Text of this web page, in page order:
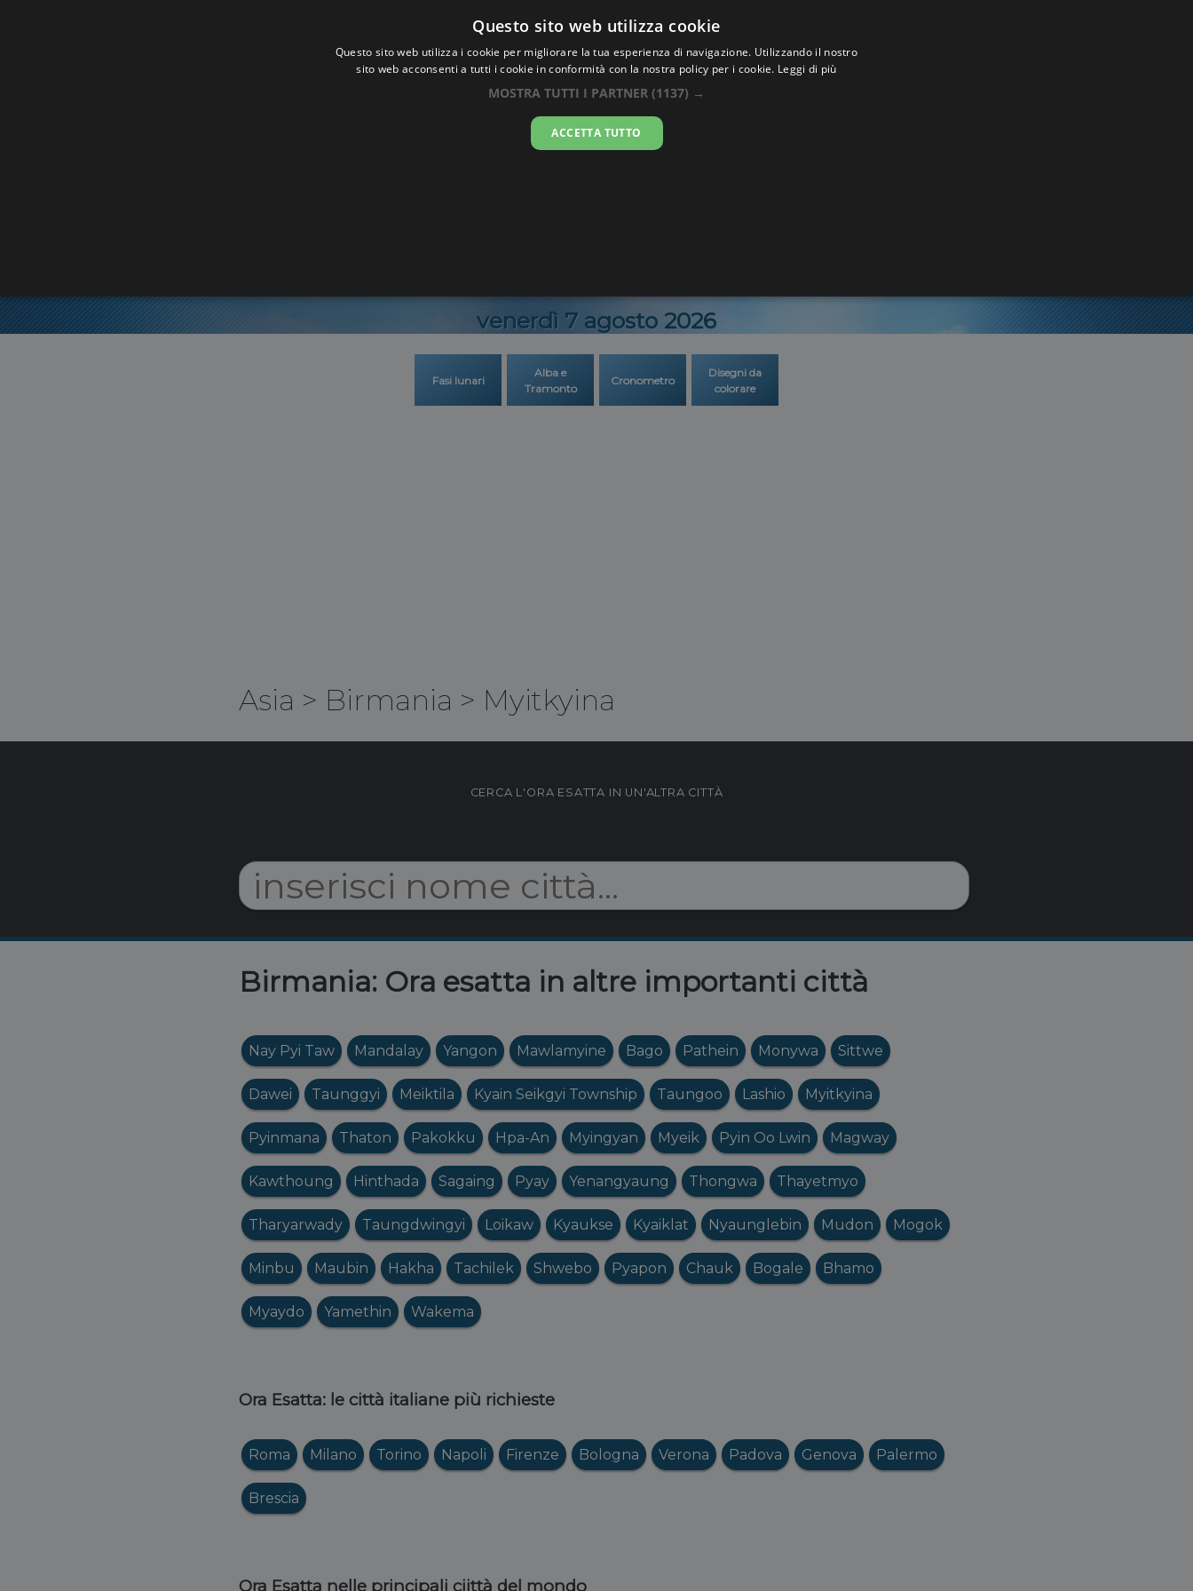
Oraesatta.co
Ora EsattaMyitkyina
venerdì 7 agosto 2026
Fasi lunari
Alba e
Tramonto
Cronometro
Disegni da
colorare
Asia > Birmania > Myitkyina
CERCA L'ORA ESATTA IN UN'ALTRA CITTÀ
Birmania: Ora esatta in altre importanti città
Nay Pyi Taw Mandalay Yangon Mawlamyine Bago Pathein Monywa Sittwe
Dawei Taunggyi Meiktila Kyain Seikgyi Township Taungoo Lashio Myitkyina
Pyinmana Thaton Pakokku Hpa-An Myingyan Myeik Pyin Oo Lwin Magway
Kawthoung Hinthada Sagaing Pyay Yenangyaung Thongwa Thayetmyo
Tharyarwady Taungdwingyi Loikaw Kyaukse Kyaiklat Nyaunglebin Mudon Mogok
Minbu Maubin Hakha Tachilek Shwebo Pyapon Chauk Bogale Bhamo
Myaydo Yamethin Wakema
Ora Esatta: le città italiane più richieste
Roma Milano Torino Napoli Firenze Bologna Verona Padova Genova Palermo
Brescia
Ora Esatta nelle principali ciittà del mondo
Questo sito web utilizza cookie
Questo sito web utilizza i cookie per migliorare la tua esperienza di navigazione. Utilizzando il nostro
sito web acconsenti a tutti i cookie in conformità con la nostra policy per i cookie. Leggi di più
MOSTRA TUTTI I PARTNER (1137) →
ACCETTA TUTTO